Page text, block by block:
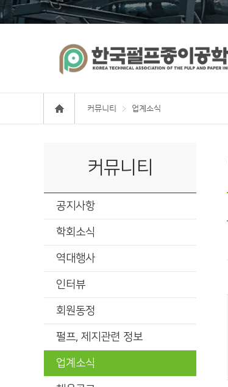
커뮤니티 업계소식
커뮤니티
공지사항
학회소식
역대행사
인터뷰
회원동정
펄프, 제지관련 정보
업계소식